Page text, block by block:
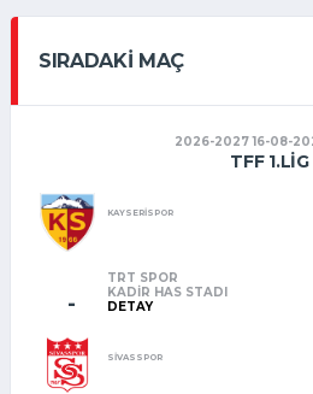
SIRADAKI MAÇ
2026-2027 16-08-
TFF 1.LIG
KAYSERİSPOR
-
TRT SPOR
KADIR HAS STADI
DETAY
SİVASSPOR